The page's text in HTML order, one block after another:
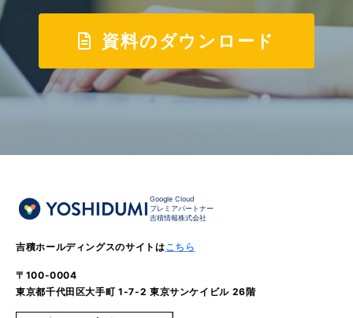
資料のダウンロード
Google Cloud
プレミアパートナー
吉積情報株式会社
吉積ホールディングスのサイトはこちら
〒100-0004
東京都千代田区大手町 1-7-2 東京サンケイビル 26階